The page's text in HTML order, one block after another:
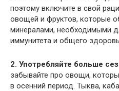
поэтому включите в свой
овощей и фруктов, которые
минералами, необходимыми
иммунитета и общего
2. Употребляйте больше
забывайте про овощи,
в осенний период. Тыква,